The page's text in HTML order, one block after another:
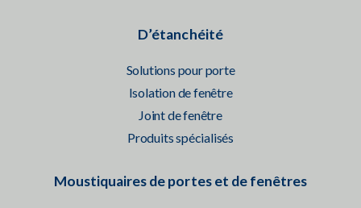
D’étanchéité
Solutions pour porte
Isolation de fenêtre
Joint de fenêtre
Produits spécialisés
Moustiquaires de portes et de fenêtres